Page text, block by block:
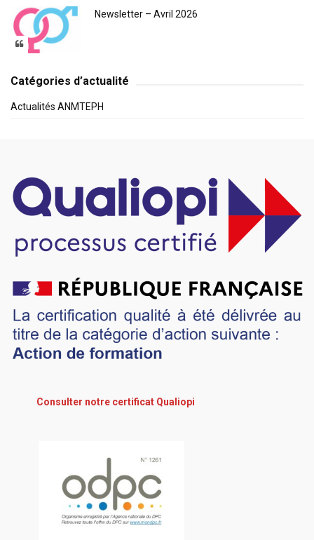
Newsletter – Avril 2026
Catégories d’actualité
Actualités ANMTEPH
Consulter notre certificat Qualiopi